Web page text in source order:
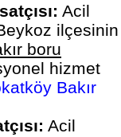
Acil
ilçesinin
boru
hizmet
Bakır
Acil